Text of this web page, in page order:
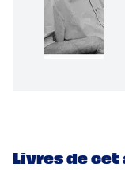
Livres de